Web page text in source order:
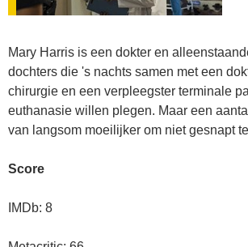
Mary Harris is een dokter en
dochters die 's nachts samen met een
chirurgie en een verpleegster terminale
euthanasie willen plegen. Maar een
van langsom moeilijker om niet gesnapt
Score
IMDb: 8